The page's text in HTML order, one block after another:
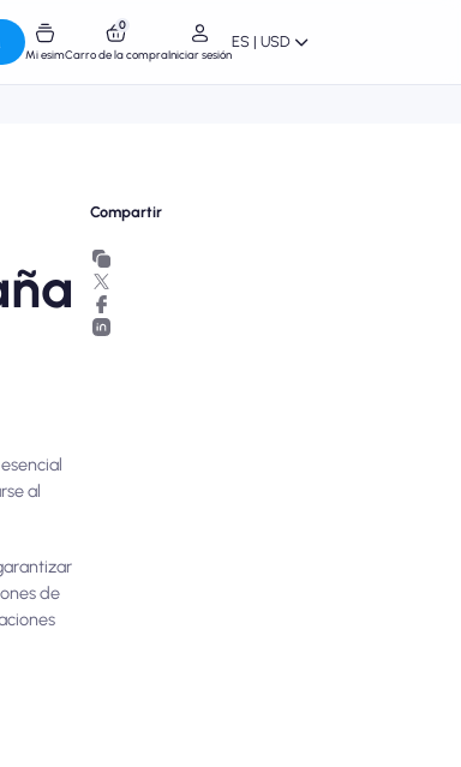
Mi esim
0
Carro de la compraIniciar sesión
ES | USD
al
de
Compartir